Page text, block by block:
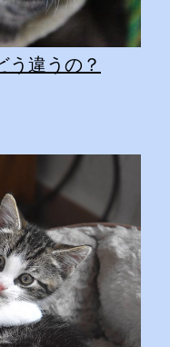
う違うの？